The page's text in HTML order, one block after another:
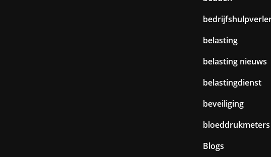
belasting
belasting nieuws
belastingdienst
beveiliging
bloeddrukmeters
Blogs